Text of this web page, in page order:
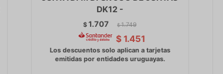
DK12 -
$1.707 $ 1.749
$ 1.451